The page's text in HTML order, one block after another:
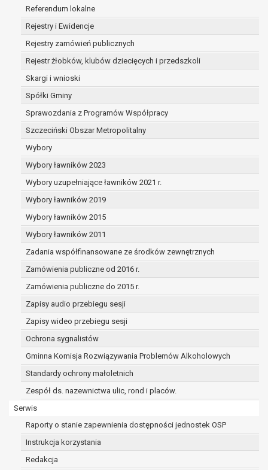
Referendum lokalne
Rejestry i Ewidencje
Rejestry zamówień publicznych
Rejestr żłobków, klubów dziecięcych i przedszkoli
Skargi i wnioski
Spółki Gminy
Sprawozdania z Programów Współpracy
Szczeciński Obszar Metropolitalny
Wybory
Wybory ławników 2023
Wybory uzupełniające ławników 2021 r.
Wybory ławników 2019
Wybory ławników 2015
Wybory ławników 2011
Zadania współfinansowane ze środków zewnętrznych
Zamówienia publiczne od 2016 r.
Zamówienia publiczne do 2015 r.
Zapisy audio przebiegu sesji
Zapisy wideo przebiegu sesji
Ochrona sygnalistów
Gminna Komisja Rozwiązywania Problemów Alkoholowych
Standardy ochrony małoletnich
Zespół ds. nazewnictwa ulic, rond i placów.
Serwis
Raporty o stanie zapewnienia dostępności jednostek OSP
Instrukcja korzystania
Redakcja
w przypadku gdy:
dane nie są już niezbędne do celów,
dla których były zebrane lub w inny
sposób przetwarzane,
osoba, której dane dotyczą, wniosła
sprzeciw wobec przetwarzania
danych osobowych,
zgodę na przetwarzanie danych
osobowych, która jest podstawą
przetwarzania danych i nie ma innej
danych,
dane osobowe przetwarzane są
niezgodnie z prawem,
dane osobowe muszą być usunięte w
celu wywiązania się z obowiązku
prawo do żądania ograniczenia
przetwarzania danych osobowych na
podstawie art. 18 RODO, w przypadku gdy:
osoba, której dane dotyczą
kwestionuje prawidłowość danych
osobowych – na okres pozwalający
administratorowi sprawdzić
przetwarzanie danych jest niezgodne
z prawem, a osoba, której dane
dotyczą, sprzeciwia się usunięciu
danych, żądając w zamian ich
ograniczenia,
danych dla swoich celów, ale osoba,
której dane dotyczą, potrzebuje ich do
ustalenia, obrony lub dochodzenia
roszczeń,